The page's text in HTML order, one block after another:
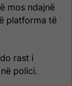
mos ndajnë
platforma të
rast i
polici.